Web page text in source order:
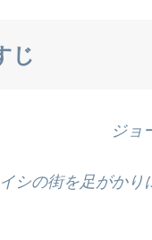
じ
ジョ
シの街を足がかり